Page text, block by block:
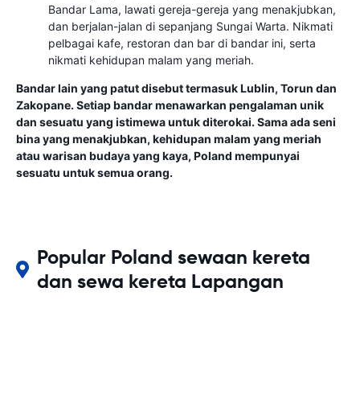
Bandar Lama, lawati gereja-gereja yang menakjubkan,
dan berjalan-jalan di sepanjang Sungai Warta. Nikmati
pelbagai kafe, restoran dan bar di bandar ini, serta
nikmati kehidupan malam yang meriah.
Bandar lain yang patut disebut termasuk Lublin, Torun dan
Zakopane. Setiap bandar menawarkan pengalaman unik
dan sesuatu yang istimewa untuk diterokai. Sama ada seni
bina yang menakjubkan, kehidupan malam yang meriah
atau warisan budaya yang kaya, Poland mempunyai
sesuatu untuk semua orang.
Popular Poland sewaan kereta
dan sewa kereta Lapangan